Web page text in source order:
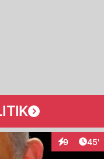
9 45'